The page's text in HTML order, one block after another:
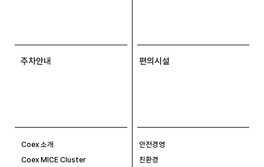
주차안내 편의시설
Coex 소개
Coex MICE Cluster
안전경영
친환경